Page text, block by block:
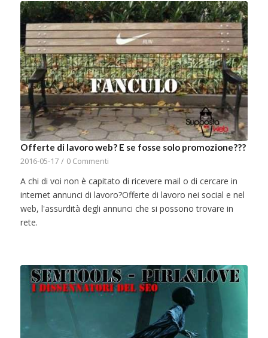
Offerte di lavoro web? E se fosse solo promozione???
2016-05-17 / 0 Commenti
A chi di voi non è capitato di ricevere mail o di cercare in
internet annunci di lavoro?Offerte di lavoro nei social e nel
web, l'assurdità degli annunci che si possono trovare in
rete.